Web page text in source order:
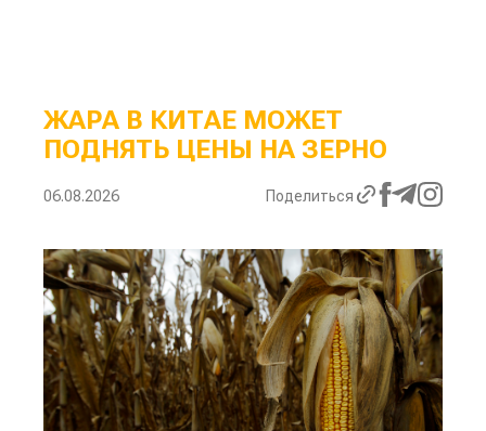
ЖАРА В КИТАЕ МОЖЕТ
ПОДНЯТЬ ЦЕНЫ НА ЗЕРНО
06.08.2026 Поделиться